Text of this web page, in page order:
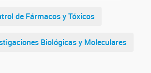
de Fármacos y Tóxicos
Biológicas y Moleculares